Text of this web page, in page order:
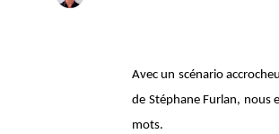
Avec un scénario
de Stéphane Furlan,
mots.